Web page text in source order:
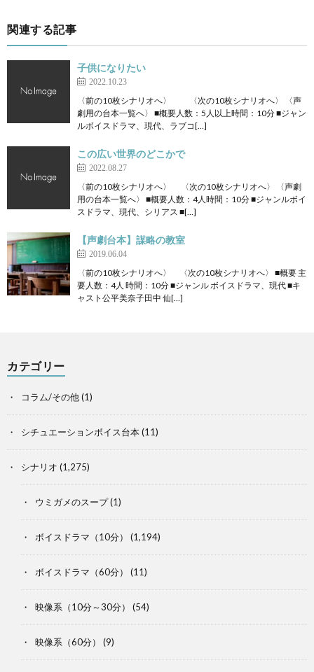
関連する記事
子供になりたい
2022.10.23
〈前の10枚シナリオへ〉 〈次の10枚シナリオへ〉 〈声
劇用の台本一覧へ〉 ■概要人数：5人以上時間：10分 ■ジャン
ルボイスドラマ、現代、ラブコ[…]
この広い世界のどこかで
2022.08.27
〈前の10枚シナリオへ〉 〈次の10枚シナリオへ〉 〈声劇
用の台本一覧へ〉 ■概要人数：4人時間：10分 ■ジャンルボイ
スドラマ、現代、シリアス ■[…]
【声劇台本】謀略の教室
2019.06.04
〈前の10枚シナリオへ〉 〈次の10枚シナリオへ〉 ■概要 主
要人数：4人 時間：10分 ■ジャンル ボイスドラマ、現代 ■キ
ャスト公平美奈子田中 仙[…]
カテゴリー
コラム/その他(1)
シチュエーションボイス台本(11)
シナリオ (1,275)
ウミガメのスープ(1)
ボイスドラマ（10分） (1,194)
ボイスドラマ（60分） (11)
映像系（10分～30分） (54)
映像系（60分） (9)